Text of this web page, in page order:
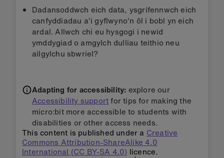
Dadansoddwch eich data, ysgrifennwch eich
canfyddiadau a'i gyflwyno'n ôl i bobl yn eich
ardal. Allwch chi eu hysgogi i newid
ymddygiad o amgylch dulliau teithio neu
ailgylchu sbwriel?
Adapting for accessibility: explore our
Accessibility supportfor tips for making the
micro:bit more accessible to students with
disabilities or other access needs.
This content is published under a Creative
Commons Attribution-ShareAlike 4.0
International (CC BY-SA 4.0) licence.